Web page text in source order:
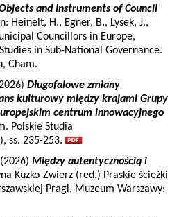
and Instruments of Council
In: Heinelt, H., Egner, B., Lysek, J.,
Councillors in Europe,
in Sub-National Governance.
Cham.
Długofalowe zmiany
kulturowy między krajami Grupy
centrum innowacyjnego
Polskie Studia
ss. 235-253.
Między autentycznością i
Kuzko-Zwierz (red.) Praskie ścieżki
Pragi, Muzeum Warszawy: